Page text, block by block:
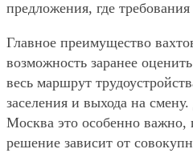
предложения, где
Главное преимущество
возможность заранее
весь маршрут
заселения и выхода на
Москва это особенно важно,
решение зависит от